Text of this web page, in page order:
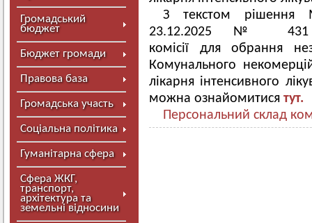
Громадський
бюджет
Бюджет громади
Правова база
Громадська участь
Соціальна політика
Гуманітарна сфера
Сфера ЖКГ,
транспорт,
архітектура та
земельні відносини
З текстом рішення
23.12.2025 № 431
комісії для обрання
Комунального
лікарня інтенсивного
можна ознайомитися тут.
Персональний склад